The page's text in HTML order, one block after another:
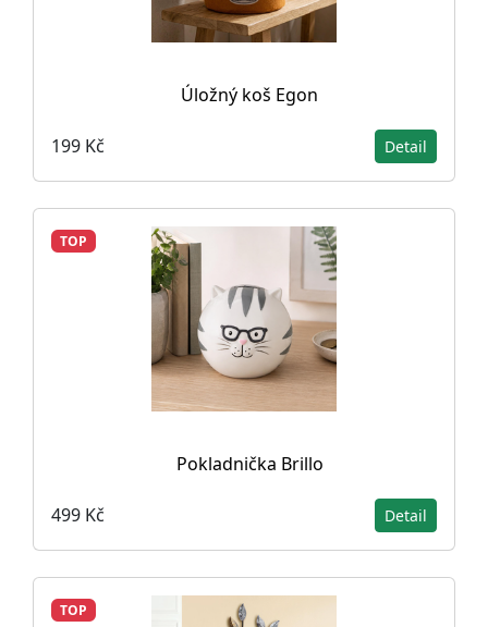
Úložný koš Egon
199 Kč Detail
TOP
Pokladnička Brillo
499 Kč Detail
TOP